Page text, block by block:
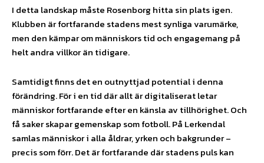
I detta landskap måste Rosenborg hitta sin plats igen.
Klubben är fortfarande stadens mest synliga varumärke,
men den kämpar om människors tid och engagemang på
helt andra villkor än tidigare.
Samtidigt finns det en outnyttjad potential i denna
förändring. För i en tid där allt är digitaliserat letar
människor fortfarande efter en känsla av tillhörighet. Och
få saker skapar gemenskap som fotboll. På Lerkendal
samlas människor i alla åldrar, yrken och bakgrunder –
precis som förr. Det är fortfarande där stadens puls kan